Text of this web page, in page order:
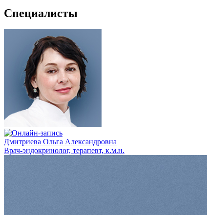
Специалисты
Дмитриева Ольга Александровна
Врач-эндокринолог, терапевт, к.м.н.